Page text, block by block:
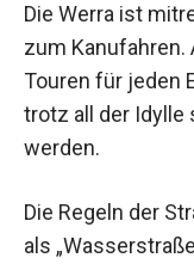
Die Werra ist
zum Kanufahren.
Touren für jeden
trotz all der
werden.
Die Regeln der
als